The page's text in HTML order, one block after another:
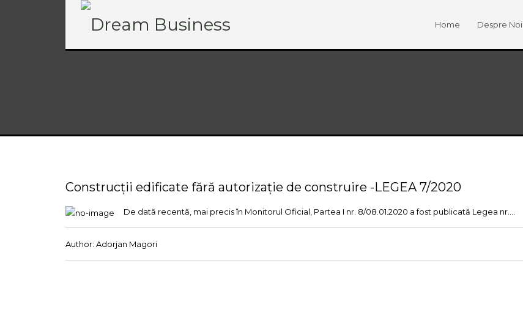
Home Despre Noi
Construcții edificate fără autorizație de construire -LEGEA 7/2020
De dată recentă, mai precis în Monitorul Oficial, Partea I nr. 8/08.01.2020 a fost publicată Legea nr....
Author: Adorjan Magori